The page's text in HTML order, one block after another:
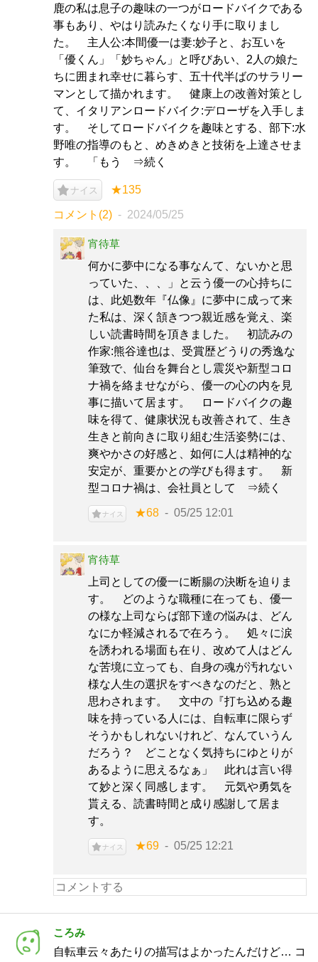
鹿の私は息子の趣味の一つがロードバイクである
事もあり、やはり読みたくなり手に取りまし
た。 主人公:本間優一は妻:妙子と、お互いを
「優くん」「妙ちゃん」と呼びあい、2人の娘た
ちに囲まれ幸せに暮らす、五十代半ばのサラリー
マンとして描かれます。 健康上の改善対策とし
て、イタリアンロードバイク:デローザを入手しま
す。 そしてロードバイクを趣味とする、部下:水
野唯の指導のもと、めきめきと技術を上達させま
す。 「もう ⇒続く
ナイス ★135
コメント(2) 2024/05/25
宵待草
何かに夢中になる事なんて、ないかと思
っていた、、、」と云う優一の心持ちに
は、此処数年『仏像』に夢中に成って来
た私は、深く頷きつつ親近感を覚え、楽
しい読書時間を頂きました。 初読みの
作家:熊谷達也は、受賞歴どうりの秀逸な
筆致で、仙台を舞台とし震災や新型コロ
ナ禍を絡ませながら、優一の心の内を見
事に描いて居ます。 ロードバイクの趣
味を得て、健康状況も改善されて、生き
生きと前向きに取り組む生活姿勢には、
爽やかさの好感と、如何に人は精神的な
安定が、重要かとの学びも得ます。 新
型コロナ禍は、会社員として ⇒続く
ナイス ★68 05/25 12:01
宵待草
上司としての優一に断腸の決断を迫りま
す。 どのような職種に在っても、優一
の様な上司ならば部下達の悩みは、どん
なにか軽減されるで在ろう。 処々に涙
を誘われる場面も在り、改めて人はどん
な苦境に立っても、自身の魂が汚れない
様な人生の選択をすべきなのだと、熟と
思わされます。 文中の『打ち込める趣
味を持っている人には、自転車に限らず
そうかもしれないけれど、なんていうん
だろう？ どことなく気持ちにゆとりが
あるように思えるなぁ」 此れは言い得
て妙と深く同感します。 元気や勇気を
貰える、読書時間と成り感謝して居ま
す。
ナイス ★69 05/25 12:21
ころみ
自転車云々あたりの描写はよかったんだけど… コ